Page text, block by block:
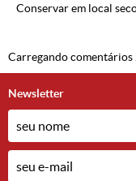
Conservar em local
Carregando comentários ...
Newsletter